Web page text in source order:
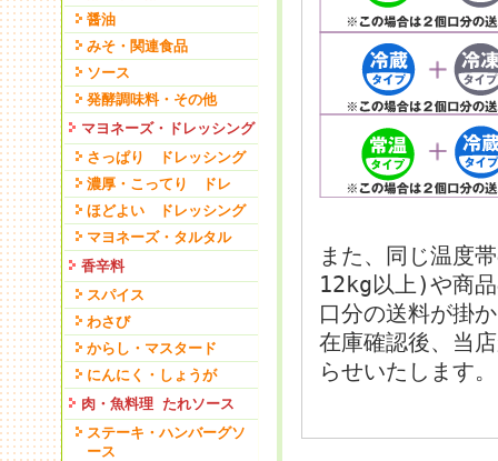
醤油
みそ・関連食品
ソース
発酵調味料・その他
マヨネーズ・ドレッシング
さっぱり ドレッシング
濃厚・こってり ドレ
ほどよい ドレッシング
マヨネーズ・タルタル
香辛料
スパイス
わさび
からし・マスタード
にんにく・しょうが
肉・魚料理 たれソース
ステーキ・ハンバーグソ
ース
また、同じ温度
12kg以上)や商
口分の送料が掛
在庫確認後、当
らせいたします。